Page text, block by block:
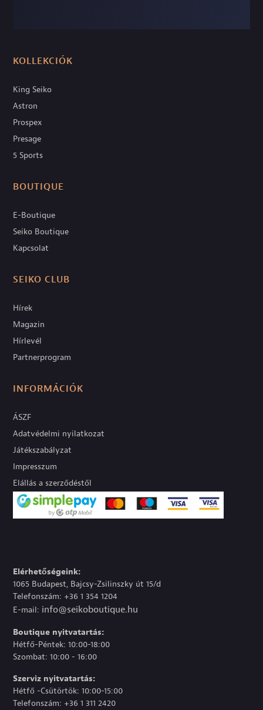
KOLLEKCIÓK
King Seiko
Astron
Prospex
Presage
5 Sports
BOUTIQUE
E-Boutique
Seiko Boutique
Kapcsolat
SEIKO CLUB
Hírek
Magazin
Hírlevél
Partnerprogram
INFORMÁCIÓK
ÁSZF
Adatvédelmi nyilatkozat
Játékszabályzat
Impresszum
Elállás a szerződéstől
Elérhetőségeink:
1065 Budapest, Bajcsy-Zsilinszky út 15/d
Telefonszám: +36 1 354 1204
E-mail: info@seikoboutique.hu
Boutique nyitvatartás:
Hétfő-Péntek: 10:00-18:00
Szombat: 10:00 - 16:00
Szerviz nyitvatartás:
Hétfő -Csütörtök: 10:00-15:00
Telefonszám: +36 1 311 2420